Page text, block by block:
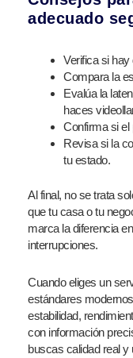
adecuado
Verifica si hay
Compara la
Evalúa la
haces
Confirma si el
Revisa si la
tu estado.
Al final, no se trata
que tu casa o tu
marca la diferencia
interrupciones.
Cuando eliges un
estándares
estabilidad,
con información
buscas calidad real